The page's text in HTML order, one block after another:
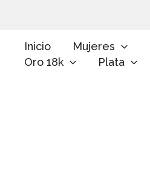
Inicio Mujeres
Oro 18k
Plata